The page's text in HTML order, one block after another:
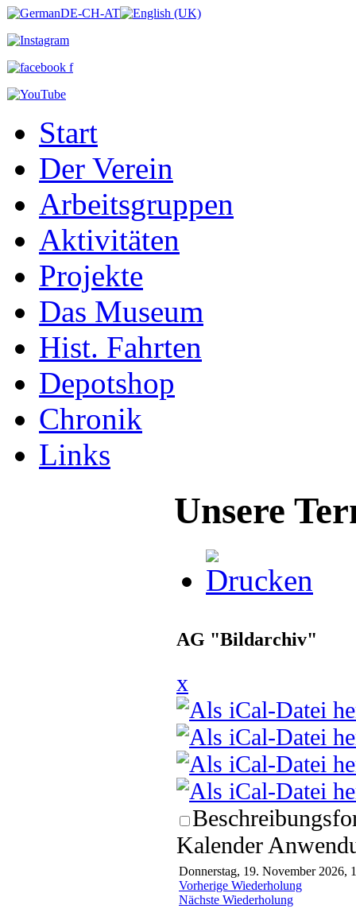
Start
Der Verein
Arbeitsgruppen
Aktivitäten
Projekte
Das Museum
Hist. Fahrten
Depotshop
Chronik
Links
Unsere
AG "Bildarchiv"
x
Kalender
Donnerstag, 19. November 2026,
Vorherige Wiederholung
Nächste Wiederholung